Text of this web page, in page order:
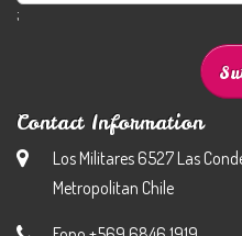
;
Contact Information
Los Militares 6527 Las
Metropolitan Chile